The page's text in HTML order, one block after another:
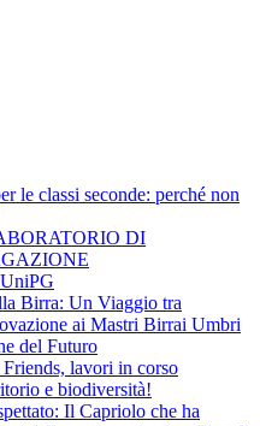
le classi seconde: perché non
DI
Birra: Un Viaggio tra
ai Mastri Birrai Umbri
del Futuro
lavori in corso
e biodiversità!
Il Capriolo che ha